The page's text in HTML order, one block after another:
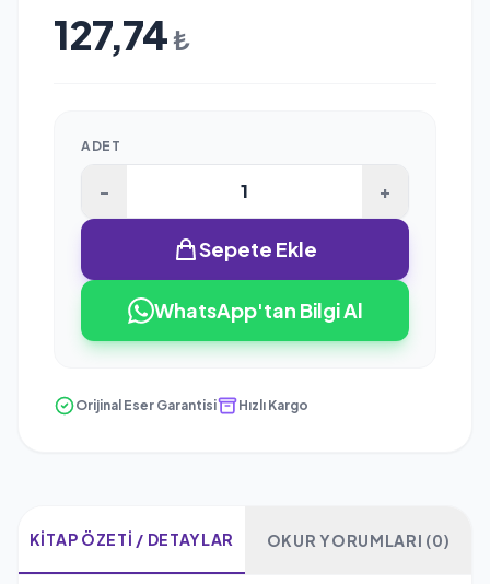
127,74 ₺
ADET
- +
Sepete Ekle
WhatsApp'tan Bilgi Al
Orijinal Eser Garantisi Hızlı Kargo
KITAP ÖZETI / DETAYLAR OKUR YORUMLARI (0)